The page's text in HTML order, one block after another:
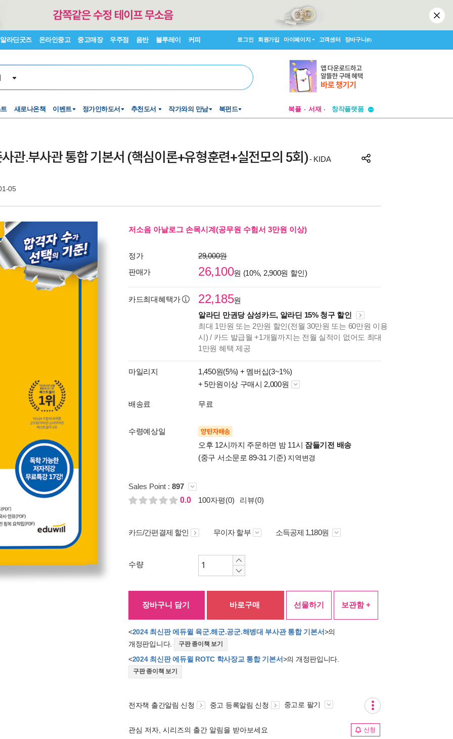
알라딘굿즈 온라인중고 중고매장 우주점 음반 블루레이 커피 로그인 회원가입 마이페이지 고객센터 장바구니(0)
새로나온책 이벤트 정가인하도서 추천도서 작가와의 만남 북펀드 북플 서재
창작플랫폼
관.부사관 통합 기본서 (핵심이론+유형훈련+실전모의 5회)- KIDA
05
저소음 아날로그 손목시계(공무원 수험서 3만원 이상)
정가
29,000원
판매가
26,100원 (10%, 2,900원 할인)
카드최대혜택가 22,185원
알라딘 만권당 삼성카드, 알라딘 15% 청구 할인
최대 1만원 또는 2만원 할인(전월 30만원 또는 60만원 이용
시) / 카드 발급월 +1개월까지는 전월 실적이 없어도 최대
1만원 혜택 제공
마일리지 1,450원(5%) + 멤버십(3~1%)
+ 5만원이상 구매시 2,000원
배송료 무료
수령예상일 양탄자배송
오후 12시까지 주문하면 밤 11시 잠들기전 배송
(중구 서소문로 89-31 기준) 지역변경
Sales Point : 897
0.0
100자평(0) 리뷰(0)
카드/간편결제 할인 무이자 할부 소득공제 1,180원
수량
장바구니 담기 바로구매 선물하기 보관함 +
<2024 최신판 에듀윌 육군.해군.공군.해병대 부사관 통합 기본서>의
개정판입니다.
구판 종이책 보기
<2024 최신판 에듀윌 ROTC 학사장교 통합 기본서>의 개정판입니다.
구판 종이책 보기
전자책 출간알림 신청 중고 등록알림 신청 중고로 팔기
관심 저자, 시리즈의 출간 알림을 받아보세요 신청